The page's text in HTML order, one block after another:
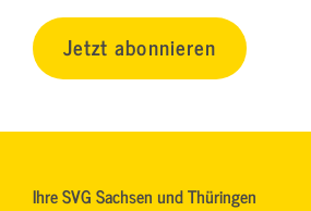
Jetzt abonnieren
Ihre SVG Sachsen und Thüringen